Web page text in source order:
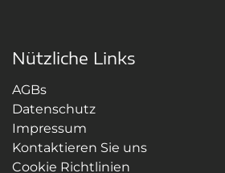
Nützliche Links
AGBs
Datenschutz
Impressum
Kontaktieren Sie uns
Cookie Richtlinien